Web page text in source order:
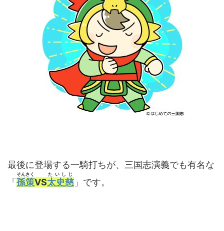
最後に登場する一騎打ちが、三国志演義でも有名な
「孫策
そんさく
VS太史慈
たいしじ
」です。